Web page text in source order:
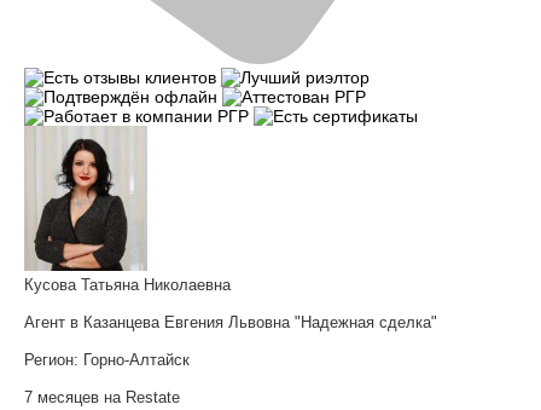
Кусова Татьяна Николаевна
Агент в Казанцева Евгения Львовна "Надежная сделка"
Регион: Горно-Алтайск
7 месяцев на Restate